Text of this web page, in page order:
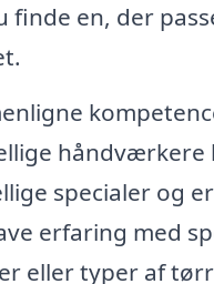
finde en, der
håndværkere
specialer og
erfaring med
eller typer af